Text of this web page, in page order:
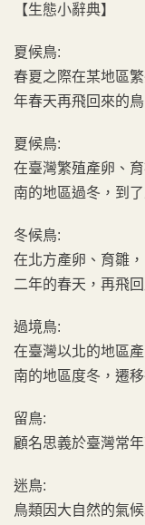
【生態小辭典】
夏候鳥:
春夏之際在某地區
年春天再飛回來的
夏候鳥:
在臺灣繁殖產卵、
南的地區過冬，到
冬候鳥:
在北方產卵、育雛
二年的春天，再飛回
過境鳥:
在臺灣以北的地區
南的地區度冬，遷
留鳥:
顧名思義於臺灣常
迷鳥:
鳥類因大自然的氣